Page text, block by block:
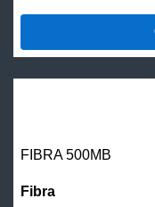
FIBRA500MB